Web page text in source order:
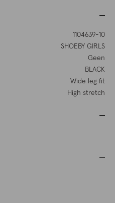
1104639-10
SHOEBY GIRLS
Geen
BLACK
Wide leg fit
High stretch